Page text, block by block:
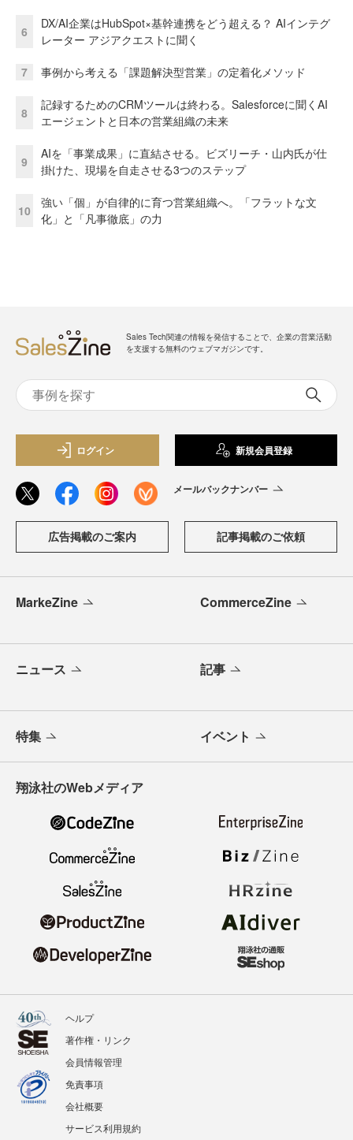
6
DX/AI企業はHubSpot×基幹連携をどう超える？ AIインテグ
レーター アジアクエストに聞く
7 事例から考える「課題解決型営業」の定着化メソッド
8
記録するためのCRMツールは終わる。Salesforceに聞くAI
エージェントと日本の営業組織の未来
9
AIを「事業成果」に直結させる。ビズリーチ・山内氏が仕
掛けた、現場を自走させる3つのステップ
10
強い「個」が自律的に育つ営業組織へ。「フラットな文
化」と「凡事徹底」の力
Sales Tech関連の情報を発信することで、企業の営業活動
を支援する無料のウェブマガジンです。
ログイン 新規会員登録
メールバックナンバー
広告掲載のご案内 記事掲載のご依頼
MarkeZine CommerceZine
ニュース 記事
特集 イベント
翔泳社のWebメディア
ヘルプ
著作権・リンク
会員情報管理
免責事項
会社概要
サービス利用規約